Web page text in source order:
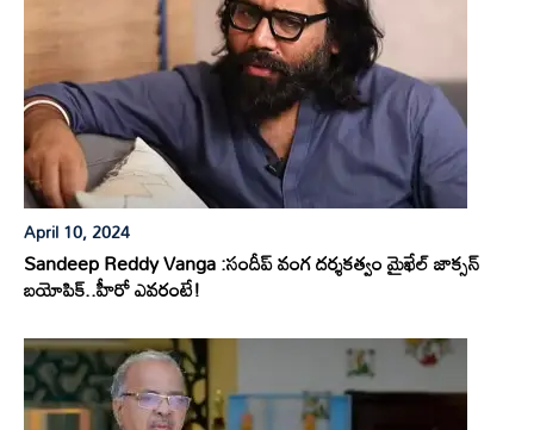
April 10, 2024
Sandeep Reddy Vanga :సందీప్ వంగ దర్శకత్వం మైఖేల్ జాక్సన్
బయోపిక్..హీరో ఎవరంటే!